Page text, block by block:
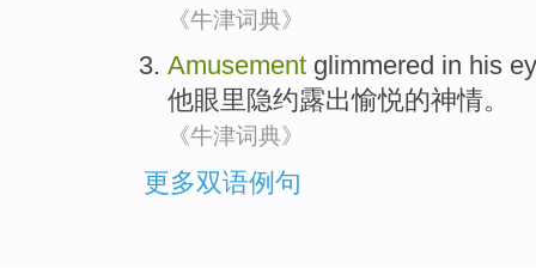
《牛津词典》
Amusement glimmered in his
他眼里 隐约露出愉悦的神情。
《牛津词典》
更多双语例句